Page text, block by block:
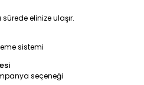
elinize ulaşır.
sistemi
seçeneği